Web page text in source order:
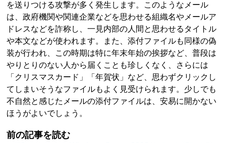
を送りつける攻撃が多く発生します。このようなメール
は、政府機関や関連企業などを思わせる組織名やメールア
ドレスなどを詐称し、一見内部の人間と思わせるタイトル
や本文などが使われます。また、添付ファイルも同様の偽
装が行われ、この時期は特に年末年始の挨拶など、普段は
やりとりのない人から届くことも珍しくなく、さらには
「クリスマスカード」「年賀状」など、思わずクリックし
てしまいそうなファイルもよく見受けられます。少しでも
不自然と感じたメールの添付ファイルは、安易に開かない
ほうがよいでしょう。
前の記事を読む